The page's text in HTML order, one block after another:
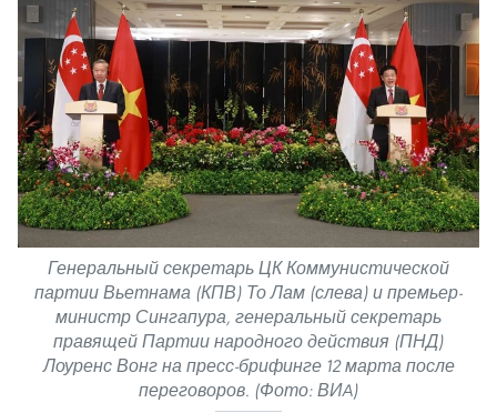
Генеральный секретарь ЦК Коммунистической
партии Вьетнама (КПВ) То Лам (слева) и премьер-
министр Сингапура, генеральный секретарь
правящей Партии народного действия (ПНД)
Лоуренс Вонг на пресс-брифинге 12 марта после
переговоров. (Фото: ВИA)